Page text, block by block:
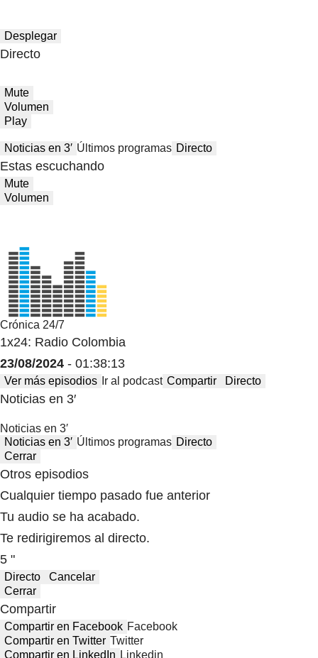
Desplegar
Directo
Mute
Volumen
Play
Noticias en 3′ Últimos programas Directo
Estas escuchando
Mute
Volumen
Crónica 24/7
1x24: Radio Colombia
23/08/2024 - 01:38:13
Ver más episodios Ir al podcast Compartir Directo
Noticias en 3′
Noticias en 3′
Noticias en 3′ Últimos programas Directo
Cerrar
Otros episodios
Cualquier tiempo pasado fue anterior
Tu audio se ha acabado.
Te redirigiremos al directo.
5 "
Directo
Cancelar
Cerrar
Compartir
Compartir en Facebook Facebook
Compartir en Twitter Twitter
Compartir en LinkedIn Linkedin